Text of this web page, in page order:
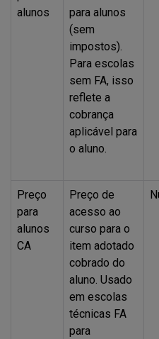
alunos
para alunos
(sem
impostos).
Para escolas
sem FA, isso
reflete a
cobrança
aplicável para
o aluno.
Preço
para
alunos
CA
Preço de
acesso ao
curso para o
item adotado
cobrado do
aluno. Usado
em escolas
técnicas FA
para